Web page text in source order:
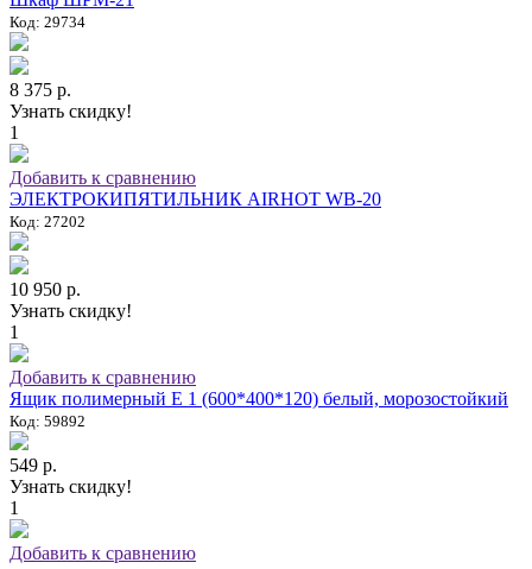
Код: 29734
8 375 р.
Узнать скидку!
1
Добавить к сравнению
ЭЛЕКТРОКИПЯТИЛЬНИК AIRHOT WB-20
Код: 27202
10 950 р.
Узнать скидку!
1
Добавить к сравнению
Ящик полимерный E 1 (600*400*120) белый, морозостойкий
Код: 59892
549 р.
Узнать скидку!
1
Добавить к сравнению